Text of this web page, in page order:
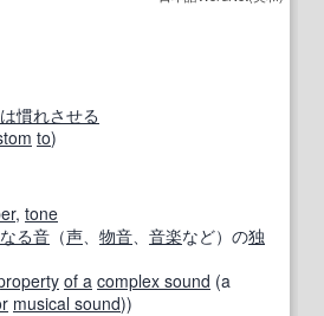
慣れさせる
to)
, tone
る音 （声 物音 音楽など）の独
of a complex sound (a
musical sound))